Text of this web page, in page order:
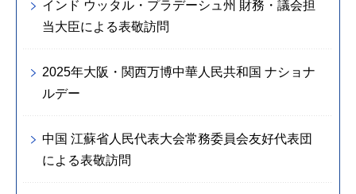
インド ウッタル・プラデーシュ州 財務・議会担
当大臣による表敬訪問
2025年大阪・関西万博中華人民共和国 ナショナ
ルデー
中国 江蘇省人民代表大会常務委員会友好代表団
による表敬訪問